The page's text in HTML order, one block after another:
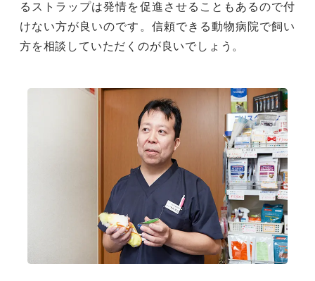
るストラップは発情を促進させることもあるので付
けない方が良いのです。信頼できる動物病院で飼い
方を相談していただくのが良いでしょう。